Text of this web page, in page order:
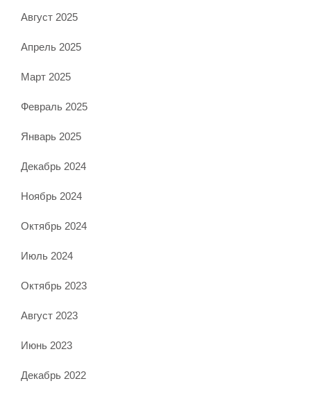
Август 2025
Апрель 2025
Март 2025
Февраль 2025
Январь 2025
Декабрь 2024
Ноябрь 2024
Октябрь 2024
Июль 2024
Октябрь 2023
Август 2023
Июнь 2023
Декабрь 2022